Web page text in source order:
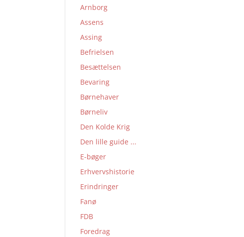
Arnborg
Assens
Assing
Befrielsen
Besættelsen
Bevaring
Børnehaver
Børneliv
Den Kolde Krig
Den lille guide ...
E-bøger
Erhvervshistorie
Erindringer
Fanø
FDB
Foredrag